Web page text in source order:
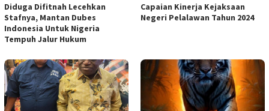
Diduga Difitnah Lecehkan
Stafnya, Mantan Dubes
Indonesia Untuk Nigeria
Tempuh Jalur Hukum
Capaian Kinerja Kejaksaan
Negeri Pelalawan Tahun 2024